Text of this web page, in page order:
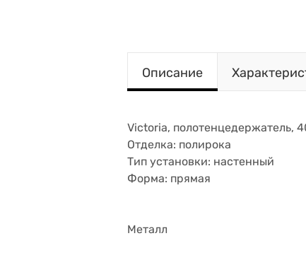
Описание
Victoria, полотенцедержатель,
Отделка: полирока
Тип установки: настенный
Форма: прямая
Металл